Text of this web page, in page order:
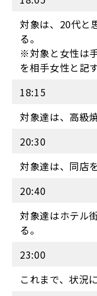
対象は、20代と
る。
※対象と女性は
を相手女性と記す
18:15
対象達は、高級
20:30
対象達は、同店
20:40
対象達はホテル
る。
23:00
これまで、状況